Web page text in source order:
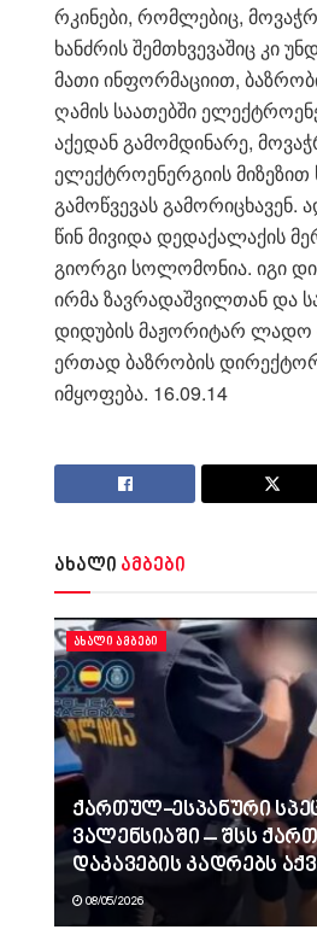
რკინები, რომლებიც,
ხანძრის შემთხვევაშიც კი
მათი ინფორმაციით,
ღამის საათებში
აქედან გამომდინარე,
ელექტროენერგიის მიზეზით
გამოწვევას გამორიცხავენ.
წინ მივიდა დედაქალაქის
გიორგი სოლომონია. იგი
ირმა ზავრადაშვილთან და
დიდუბის მაჟორიტარ ლადო
ერთად ბაზრობის
იმყოფება. 16.09.14
ახალი ამბები
ᲐᲮᲐᲚᲘ ᲐᲛᲑᲔᲑᲘ
ქართულ-ესპანური
ვალენსიაში – შსს
დაკავების კადრებს
08/05/2026